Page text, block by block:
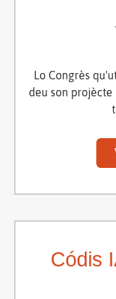
Lo Congrès
deu son projècte
Códis